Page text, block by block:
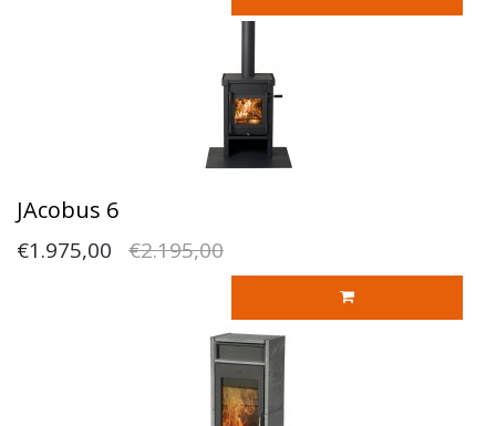
JAcobus 6
€1.975,00 €2.195,00